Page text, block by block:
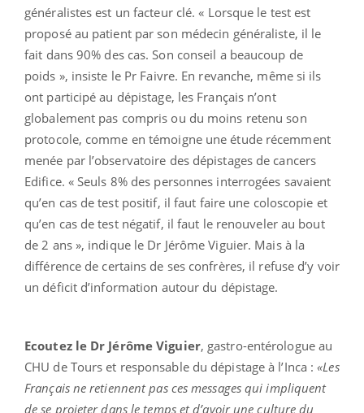
généralistes est un facteur clé. « Lorsque le test est
proposé au patient par son médecin généraliste, il le
fait dans 90% des cas. Son conseil a beaucoup de
poids », insiste le Pr Faivre. En revanche, même si ils
ont participé au dépistage, les Français n’ont
globalement pas compris ou du moins retenu son
protocole, comme en témoigne une étude récemment
menée par l’observatoire des dépistages de cancers
Edifice. « Seuls 8% des personnes interrogées savaient
qu’en cas de test positif, il faut faire une coloscopie et
qu’en cas de test négatif, il faut le renouveler au bout
de 2 ans », indique le Dr Jérôme Viguier. Mais à la
différence de certains de ses confrères, il refuse d’y voir
un déficit d’information autour du dépistage.
Ecoutez le Dr Jérôme Viguier, gastro-entérologue au
CHU de Tours et responsable du dépistage à l’Inca :«Les
Français ne retiennent pas ces messages qui impliquent
de se projeter dans le temps et d’avoir une culture du